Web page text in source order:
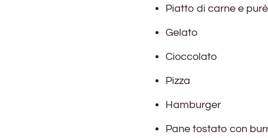
Piatto di carne e
Gelato
Cioccolato
Pizza
Hamburger
Pane tostato con